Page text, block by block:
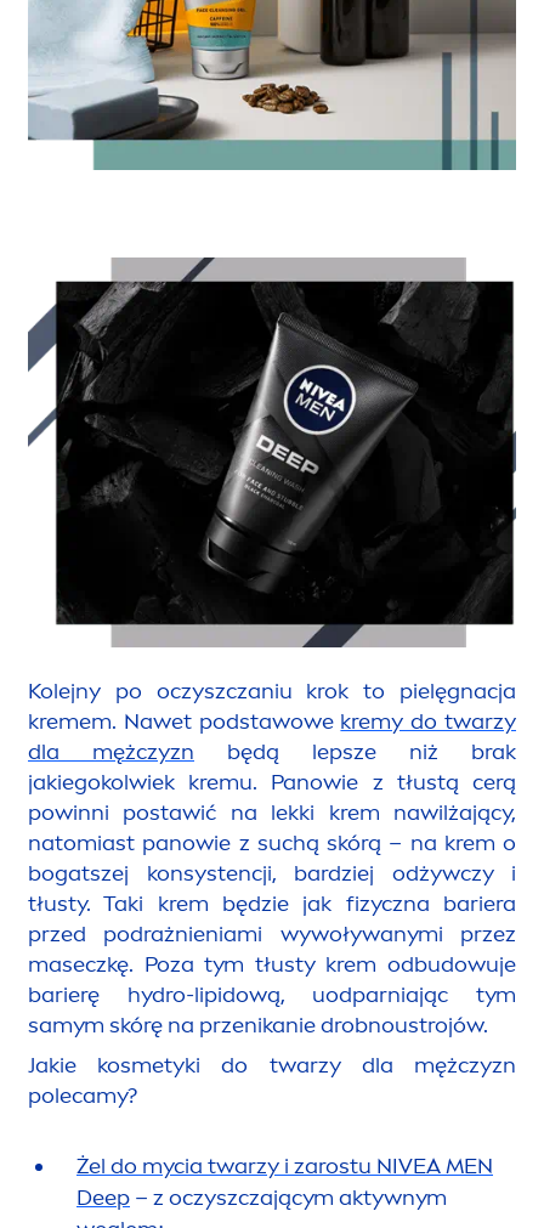
Kolejny po oczyszczaniu krok to pielęgnacja
kremem. Nawet podstawowe kremy do twarzy
dla mężczyzn będą lepsze niż brak
jakiegokolwiek kremu. Panowie z tłustą cerą
powinni postawić na lekki krem nawilżający,
natomiast panowie z suchą skórą – na krem o
bogatszej konsystencji, bardziej odżywczy i
tłusty. Taki krem będzie jak fizyczna bariera
przed podrażnieniami wywoływanymi przez
maseczkę. Poza tym tłusty krem odbudowuje
barierę hydro-lipidową, uodparniając tym
samym skórę na przenikanie drobnoustrojów.
Jakie kosmetyki do twarzy dla mężczyzn
polecamy?
Żel do mycia twarzy i zarostu NIVEAMEN
Deep – z oczyszczającym aktywnym